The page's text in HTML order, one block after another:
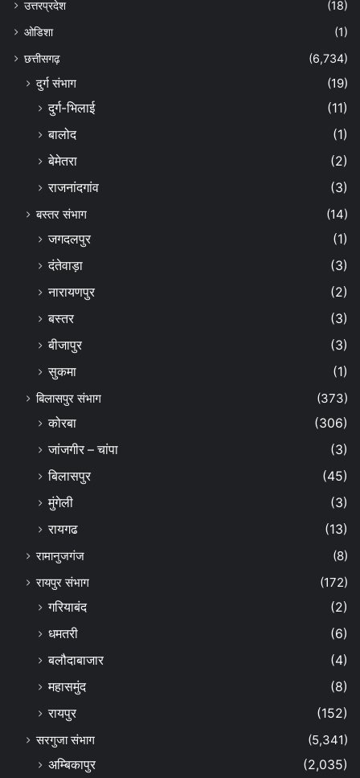
उत्तरप्रदेश
(18)
ओडिशा
(1)
छत्तीसगढ़
(6,734)
दुर्ग संभाग
(19)
दुर्ग-भिलाई
(11)
बालोद
(1)
बेमेतरा
(2)
राजनांदगांव
(3)
बस्तर संभाग
(14)
जगदलपुर
(1)
दंतेवाड़ा
(3)
नारायणपुर
(2)
बस्तर
(3)
बीजापुर
(3)
सुकमा
(1)
बिलासपुर संभाग
(373)
कोरबा
(306)
जांजगीर – चांपा
(3)
बिलासपुर
(45)
मुंगेली
(3)
रायगढ
(13)
रामानुजगंज
(8)
रायपुर संभाग
(172)
गरियाबंद
(2)
धमतरी
(6)
बलौदाबाजार
(4)
महासमुंद
(8)
रायपुर
(152)
सरगुजा संभाग
(5,341)
अम्बिकापुर
(2,035)